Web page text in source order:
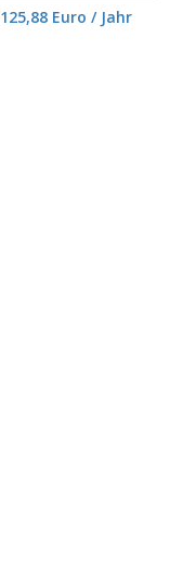
125,88 Euro / Jahr